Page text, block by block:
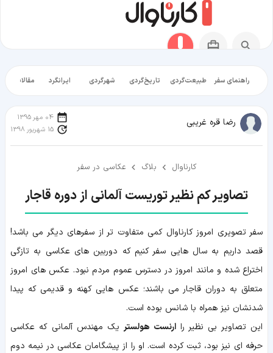
راهنمای سفر طبیعت‌گردی تاریخ‌گردی شهرگردی ایرانگرد مقالات
رضا قره غریبی
04 مهر 1395
15 شهریور 1398
کارناوال بلاگ عکاسی در سفر
تصاویر کم نظیر توریست آلمانی از دوره قاجار
سفر تصویری امروز کارناوال کمی متفاوت تر از سفرهای دیگر می باشد!
قصد داریم به سال هایی سفر کنیم که دوربین های عکاسی به تازگی
اختراع شده و مانند امروز در دسترس عموم مردم نبود. عکس های امروز
متعلق به دوران قاجار می باشند؛ عکس هایی کهنه و قدیمی که پیدا
شدنشان نیز همراه با شانس بوده است.
این تصاویر بی نظیر راارنست هولستر یک مهندس آلمانی که عکاسی
حرفه ای نیز بود، ثبت کرده است. او را از پیشگامان عکاسی در نیمه دوم